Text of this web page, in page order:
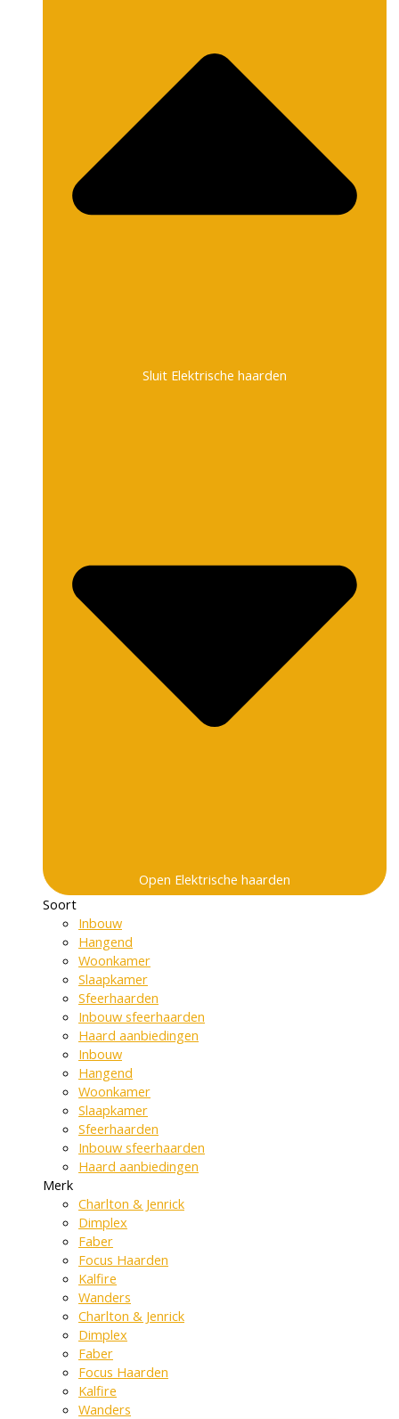
Sluit Elektrische haarden
Open Elektrische haarden
Soort
Inbouw
Hangend
Woonkamer
Slaapkamer
Sfeerhaarden
Inbouw sfeerhaarden
Haard aanbiedingen
Inbouw
Hangend
Woonkamer
Slaapkamer
Sfeerhaarden
Inbouw sfeerhaarden
Haard aanbiedingen
Merk
Charlton & Jenrick
Dimplex
Faber
Focus Haarden
Kalfire
Wanders
Charlton & Jenrick
Dimplex
Faber
Focus Haarden
Kalfire
Wanders